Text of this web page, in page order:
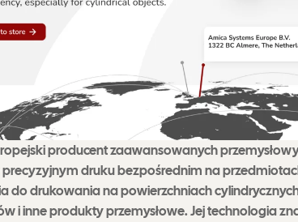
producent zaawansowanych
precyzyjnym druku bezpośrednim na
do drukowania na powierzchniach
i inne produkty przemysłowe. Jej technologia